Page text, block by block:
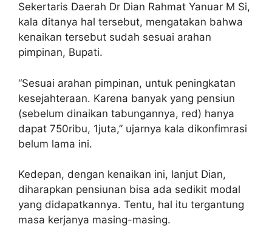
Sekertaris Daerah Dr Dian Rahmat Yanuar M Si,
kala ditanya hal tersebut, mengatakan bahwa
kenaikan tersebut sudah sesuai arahan
pimpinan, Bupati.
“Sesuai arahan pimpinan, untuk peningkatan
kesejahteraan. Karena banyak yang pensiun
(sebelum dinaikan tabungannya, red) hanya
dapat 750ribu, 1juta,” ujarnya kala dikonfimrasi
belum lama ini.
Kedepan, dengan kenaikan ini, lanjut Dian,
diharapkan pensiunan bisa ada sedikit modal
yang didapatkannya. Tentu, hal itu tergantung
masa kerjanya masing-masing.